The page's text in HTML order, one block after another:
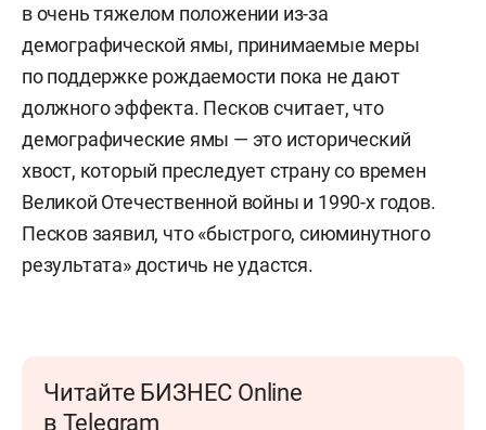
в очень тяжелом положении из-за
демографической ямы, принимаемые меры
по поддержке рождаемости пока не дают
должного эффекта. Песков считает, что
демографические ямы — это исторический
хвост, который преследует страну со времен
Великой Отечественной войны и 1990-х годов.
Песков заявил, что «быстрого, сиюминутного
результата» достичь не удастся.
Читайте БИЗНЕС Online
в Telegram